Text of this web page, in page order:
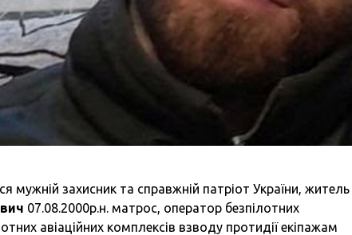
захисник та справжній патріот України, житель
07.08.2000р.н. матрос, оператор безпілотних
авіаційних комплексів взводу протидії екіпажам